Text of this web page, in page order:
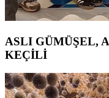
ASLI GÜMÜŞEL,
KEÇİLİ